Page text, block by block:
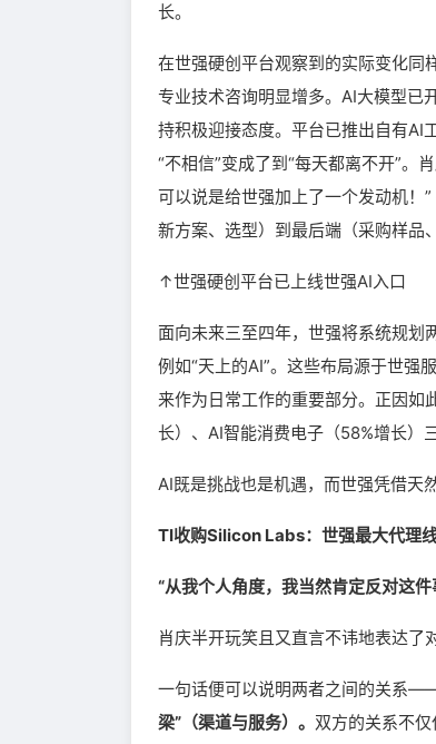
长。
在世强硬创平台观察到的实际变化同
专业技术咨询明显增多。AI大模型已
持积极迎接态度。平台已推出自有AI
“不相信”变成了到“每天都离不开”。
可以说是给世强加上了一个发动机！
新方案、选型）到最后端（采购样品
↑世强硬创平台已上线世强AI入口
面向未来三至四年，世强将系统规划
例如“天上的AI”。这些布局源于世强
来作为日常工作的重要部分。正因如
长）、AI智能消费电子（58%增长）
AI既是挑战也是机遇，而世强凭借天
TI收购Silicon Labs：世强最大代理
“从我个人角度，我当然肯定反对这
肖庆半开玩笑且又直言不讳地表达了
一句话便可以说明两者之间的关系
梁”（渠道与服务）。 双方的关系不